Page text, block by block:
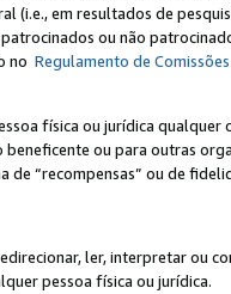
(i.e., em resultados de
ou não
no Regulamento de Comissões
física ou jurídica
ou para outras
“recompensas” ou de
ler, interpretar
pessoa física ou jurídica.